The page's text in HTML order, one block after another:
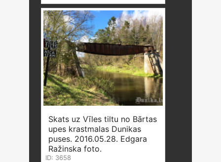
Skats uz Vīles tiltu no Bārtas
upes krastmalas Dunikas
puses. 2016.05.28. Edgara
Ražinska foto.
ID: 3658